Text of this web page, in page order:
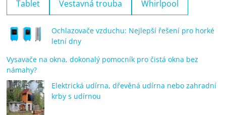
Tablet Vestavná trouba Whirlpool
Ochlazovače vzduchu: Nejlepší řešení pro horké
letní dny
Vysavače na okna, dokonalý pomocník pro čistá okna bez
námahy?
Elektrická udírna, dřevěná udírna nebo zahradní
krby s udírnou